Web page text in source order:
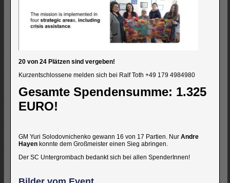
20 von 24 Plätzen sind vergeben!
Kurzentschlossene melden sich bei Ralf Toth +49 179 4984980
Gesamte Spendensumme: 1.325
EURO!
GM Yuri Solodovnichenko gewann 16 von 17 Partien. Nur Andre
Hayen konnte dem Großmeister einen Sieg abringen.
Der SC Untergrombach bedankt sich bei allen SpenderInnen!